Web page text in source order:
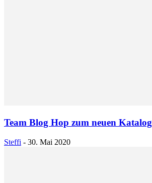
Team Blog Hop zum neuen Katalog
Steffi - 30. Mai 2020